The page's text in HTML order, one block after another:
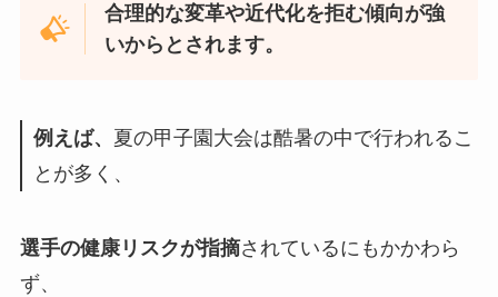
合理的な変革や近代化を拒む傾向が強
いからとされます。
例えば、 夏の甲子園大会は酷暑の中で行われるこ
とが多く、
選手の健康リスクが指摘されているにもかかわら
ず、